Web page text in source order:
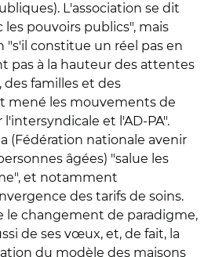
L'association se dit
les pouvoirs publics", mais
"s'il constitue un réel pas en
pas à la hauteur des attentes
des familles et des
mené les mouvements de
et l'AD-PA".
(Fédération nationale avenir
âgées) "salue les
et notamment
des tarifs de soins.
le changement de paradigme,
de ses vœux, et, de fait, la
du modèle des maisons